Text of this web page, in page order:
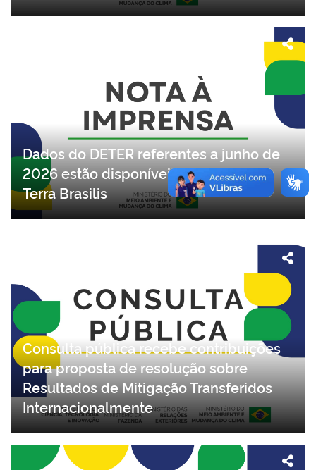
Dados do DETER referentes a junho de
2026 estão disponíveis na plataforma
Terra Brasilis
Consulta pública recebe contribuições
para proposta de resolução sobre
Resultados de Mitigação Transferidos
Internacionalmente